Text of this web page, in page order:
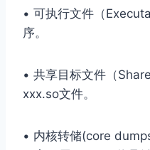
• 可执⾏⽂件（
序。
• 共享⽬标⽂件（
xxx.so⽂件。
• 内核转储(core